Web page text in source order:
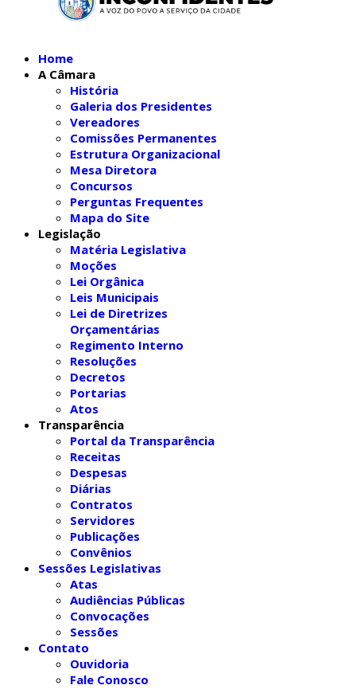
Home
A Câmara
História
Galeria dos Presidentes
Vereadores
Comissões Permanentes
Estrutura Organizacional
Mesa Diretora
Concursos
Perguntas Frequentes
Mapa do Site
Legislação
Matéria Legislativa
Moções
Lei Orgânica
Leis Municipais
Lei de Diretrizes
Orçamentárias
Regimento Interno
Resoluções
Decretos
Portarias
Atos
Transparência
Portal da Transparência
Receitas
Despesas
Diárias
Contratos
Servidores
Publicações
Convênios
Sessões Legislativas
Atas
Audiências Públicas
Convocações
Sessões
Contato
Ouvidoria
Fale Conosco